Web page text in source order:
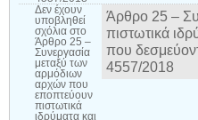
Δεν έχουν
υποβληθεί
σχόλια στο
Άρθρο 25 –
Συνεργασία
μεταξύ των
αρμόδιων
αρχών που
εποπτεύουν
πιστωτικά
ιδρύματα και
Άρθρο 25 –
πιστωτικά
που
4557/2018